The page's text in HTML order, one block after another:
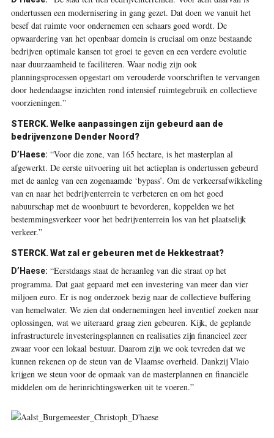
ondertussen een modernisering in gang gezet. Dat doen we vanuit het
besef dat ruimte voor ondernemen een schaars goed wordt. De
opwaardering van het openbaar domein is cruciaal om onze bestaande
bedrijven optimale kansen tot groei te geven en een verdere evolutie
naar duurzaamheid te faciliteren. Waar nodig zijn ook
planningsprocessen opgestart om verouderde voorschriften te vervangen
door hedendaagse inzichten rond intensief ruimtegebruik en collectieve
voorzieningen.”
STERCK. Welke aanpassingen zijn gebeurd aan de
bedrijvenzone Dender Noord?
D’Haese: “Voor die zone, van 165 hectare, is het masterplan al
afgewerkt. De eerste uitvoering uit het actieplan is ondertussen gebeurd
met de aanleg van een zogenaamde ‘bypass’. Om de verkeersafwikkeling
van en naar het bedrijventerrein te verbeteren en om het goed
nabuurschap met de woonbuurt te bevorderen, koppelden we het
bestemmingsverkeer voor het bedrijventerrein los van het plaatselijk
verkeer.”
STERCK. Wat zal er gebeuren met de Hekkestraat?
D’Haese: “Eerstdaags staat de heraanleg van die straat op het
programma. Dat gaat gepaard met een investering van meer dan vier
miljoen euro. Er is nog onderzoek bezig naar de collectieve buffering
van hemelwater. We zien dat ondernemingen heel inventief zoeken naar
oplossingen, wat we uiteraard graag zien gebeuren. Kijk, de geplande
infrastructurele investeringsplannen en realisaties zijn financieel zeer
zwaar voor een lokaal bestuur. Daarom zijn we ook tevreden dat we
kunnen rekenen op de steun van de Vlaamse overheid. Dankzij Vlaio
krijgen we steun voor de opmaak van de masterplannen en financiële
middelen om de herinrichtingswerken uit te voeren.”